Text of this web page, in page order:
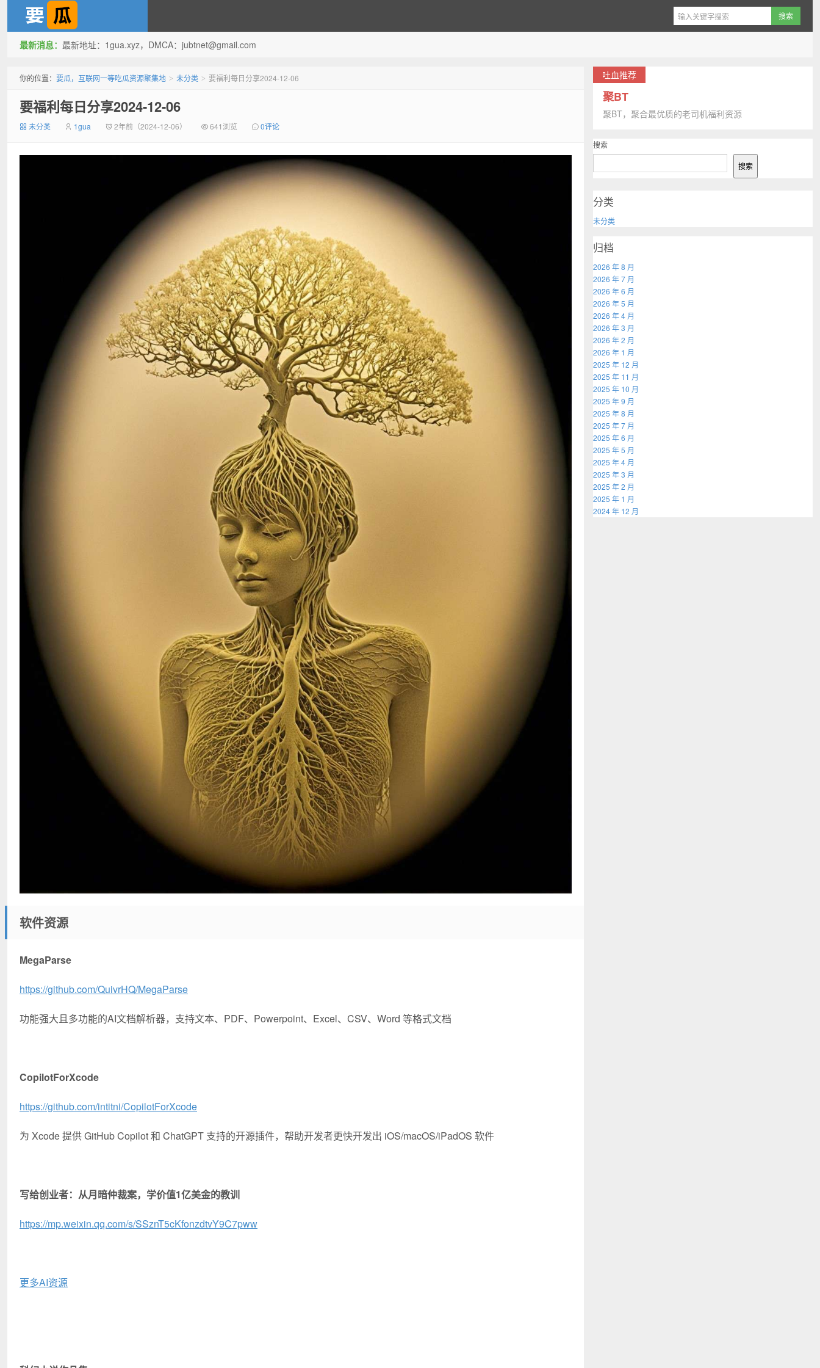
最新消息： 最新地址：1gua.xyz，DMCA： jubtnet@gmail.com
你的位置： 要瓜，互联网一等吃瓜资源聚集地 > 未分类 > 要福利每日分享2024-12-06
要福利每日分享2024-12-06
未分类 1gua 2年前（2024-12-06） 641浏览 0评论
软件资源
MegaParse
https://github.com/QuivrHQ/MegaParse
功能强大且多功能的AI文档解析器，支持文本、PDF、Powerpoint、Excel、CSV、Word 等格式文档
CopilotForXcode
https://github.com/intitni/CopilotForXcode
为 Xcode 提供 GitHub Copilot 和 ChatGPT 支持的开源插件，帮助开发者更快开发出 iOS/macOS/iPadOS 软件
写给创业者：从月暗仲裁案，学价值1亿美金的教训
https://mp.weixin.qq.com/s/SSznT5cKfonzdtvY9C7pww
更多AI资源
吐血推荐
聚BT
聚BT，聚合最优质的老司机福利资源
搜索
搜索
分类
未分类
归档
2026 年 8 月
2026 年 7 月
2026 年 6 月
2026 年 5 月
2026 年 4 月
2026 年 3 月
2026 年 2 月
2026 年 1 月
2025 年 12 月
2025 年 11 月
2025 年 10 月
2025 年 9 月
2025 年 8 月
2025 年 7 月
2025 年 6 月
2025 年 5 月
2025 年 4 月
2025 年 3 月
2025 年 2 月
2025 年 1 月
2024 年 12 月